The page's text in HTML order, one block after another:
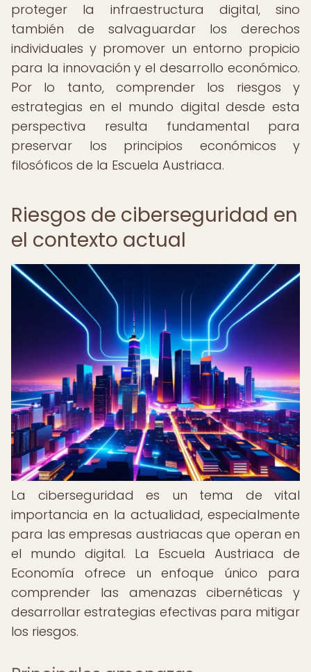
proteger la infraestructura digital, sino
también de salvaguardar los derechos
individuales y promover un entorno propicio
para la innovación y el desarrollo económico.
Por lo tanto, comprender los riesgos y
estrategias en el mundo digital desde esta
perspectiva resulta fundamental para
preservar los principios económicos y
filosóficos de la Escuela Austriaca.
Riesgos de ciberseguridad en
el contexto actual
La ciberseguridad es un tema de vital
importancia en la actualidad, especialmente
para las empresas austriacas que operan en
el mundo digital. La Escuela Austriaca de
Economía ofrece un enfoque único para
comprender las amenazas cibernéticas y
desarrollar estrategias efectivas para mitigar
los riesgos.